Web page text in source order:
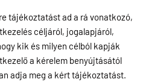
tájékoztatást ad a rá vonatkozó,
céljáról, jogalapjáról,
kik és milyen célból kapják
a kérelem benyújtásától
adja meg a kért tájékoztatást.